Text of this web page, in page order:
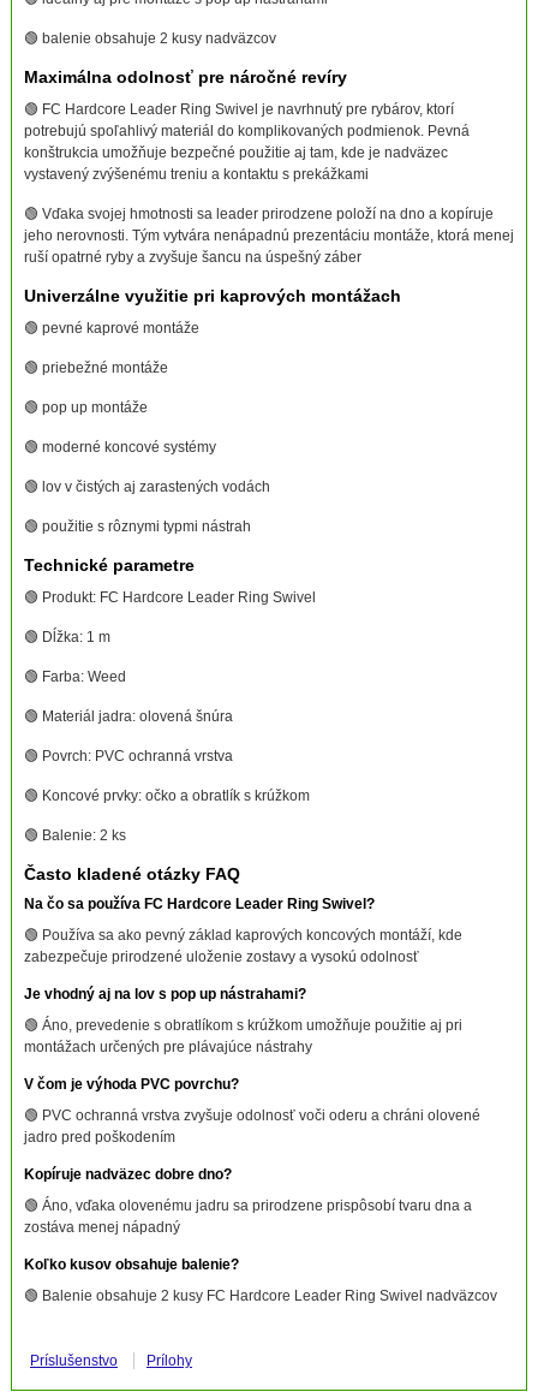
🟢 balenie obsahuje 2 kusy nadväzcov
Maximálna odolnosť pre náročné revíry
🟢 FC Hardcore Leader Ring Swivel je navrhnutý pre rybárov, ktorí
potrebujú spoľahlivý materiál do komplikovaných podmienok. Pevná
konštrukcia umožňuje bezpečné použitie aj tam, kde je nadväzec
vystavený zvýšenému treniu a kontaktu s prekážkami
🟢 Vďaka svojej hmotnosti sa leader prirodzene položí na dno a kopíruje
jeho nerovnosti. Tým vytvára nenápadnú prezentáciu montáže, ktorá menej
ruší opatrné ryby a zvyšuje šancu na úspešný záber
Univerzálne využitie pri kaprových montážach
🟢 pevné kaprové montáže
🟢 priebežné montáže
🟢 pop up montáže
🟢 moderné koncové systémy
🟢 lov v čistých aj zarastených vodách
🟢 použitie s rôznymi typmi nástrah
Technické parametre
🟢 Produkt: FC Hardcore Leader Ring Swivel
🟢 Dĺžka: 1 m
🟢 Farba: Weed
🟢 Materiál jadra: olovená šnúra
🟢 Povrch: PVC ochranná vrstva
🟢 Koncové prvky: očko a obratlík s krúžkom
🟢 Balenie: 2 ks
Často kladené otázky FAQ
Na čo sa používa FC Hardcore Leader Ring Swivel?
🟢 Používa sa ako pevný základ kaprových koncových montáží, kde
zabezpečuje prirodzené uloženie zostavy a vysokú odolnosť
Je vhodný aj na lov s pop up nástrahami?
🟢 Áno, prevedenie s obratlíkom s krúžkom umožňuje použitie aj pri
montážach určených pre plávajúce nástrahy
V čom je výhoda PVC povrchu?
🟢 PVC ochranná vrstva zvyšuje odolnosť voči oderu a chráni olovené
jadro pred poškodením
Kopíruje nadväzec dobre dno?
🟢 Áno, vďaka olovenému jadru sa prirodzene prispôsobí tvaru dna a
zostáva menej nápadný
Koľko kusov obsahuje balenie?
🟢 Balenie obsahuje 2 kusy FC Hardcore Leader Ring Swivel nadväzcov
Príslušenstvo Prílohy